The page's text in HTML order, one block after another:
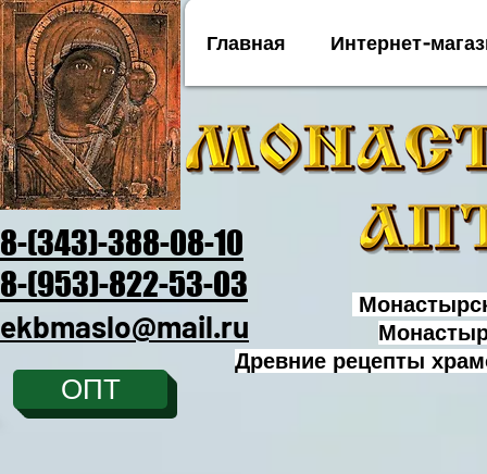
ОПТ
8-(343)-388-08-10
8-(953)-822-53-03
ekbmaslo@mail.ru
Главная Интернет-
Древние рецепты